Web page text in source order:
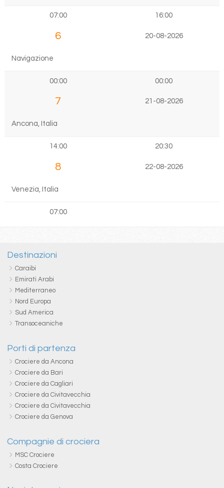
07:00 16:00
6 20-08-2026
Navigazione
00:00 00:00
7 21-08-2026
Ancona, Italia
14:00 20:30
8 22-08-2026
Venezia, Italia
07:00
Destinazioni
Caraibi
Emirati Arabi
Mediterraneo
Nord Europa
Sud America
Transoceaniche
Porti di partenza
Crociere da Ancona
Crociere da Bari
Crociere da Cagliari
Crociere da Civitavecchia
Crociere da Civitavecchia
Crociere da Genova
Compagnie di crociera
MSC Crociere
Costa Crociere